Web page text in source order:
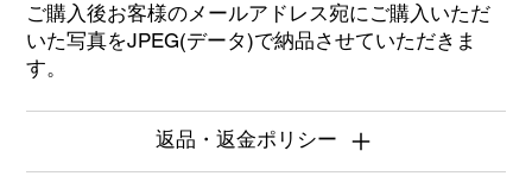
ご購入後お客様のメールアドレス宛にご購入いただ
いた写真をJPEG(データ)で納品させていただきま
す。
返品・返金ポリシー